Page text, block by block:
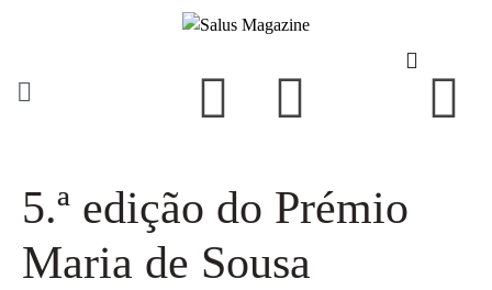
5.ª edição do Prémio
Maria de Sousa